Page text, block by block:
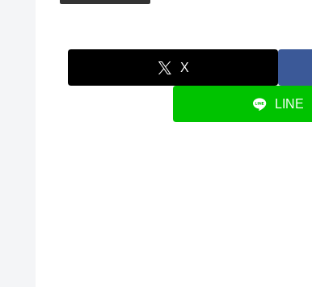
X
LINE